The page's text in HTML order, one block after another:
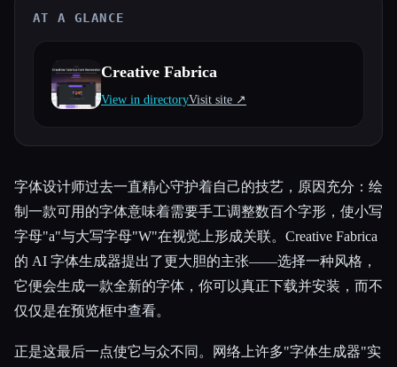
所有分类
AT A GLANCE
Creative Fabrica
View in directoryVisit site ↗︎
字体设计师过去一直精心守护着自己的技艺，原因充分：绘
制一款可用的字体意味着需要手工调整数百个字形，使小写
字母"a"与大写字母"W"在视觉上形成关联。Creative Fabrica
的 AI 字体生成器提出了更大胆的主张——选择一种风格，
它便会生成一款全新的字体，你可以真正下载并安装，而不
仅仅是在预览框中查看。
正是这最后一点使它与众不同。网络上许多"字体生成器"实